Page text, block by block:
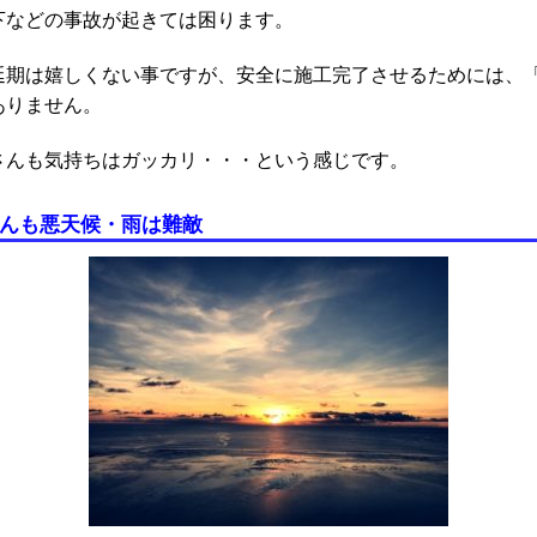
どの事故が起きては困ります。
は嬉しくない事ですが、安全に施工完了させるためには、
ません。
も気持ちはガッカリ・・・という感じです。
も悪天候・雨は難敵